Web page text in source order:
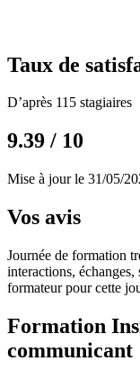
Taux de
D’après 115 stagiaires
9.39 / 10
Mise à jour le 31/05/
Vos avis
Journée de formation
interactions,
formateur pour cette
Formation
communicant